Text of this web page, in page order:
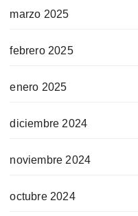
marzo 2025
febrero 2025
enero 2025
diciembre 2024
noviembre 2024
octubre 2024